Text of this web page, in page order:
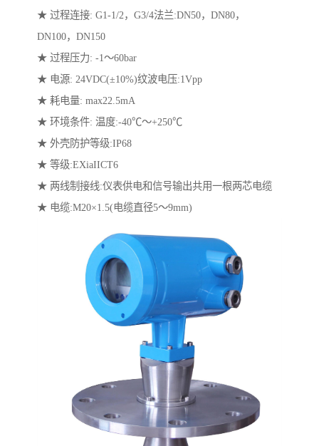
★ 过程连接: G1-1/2，G3/4法兰:DN50，DN80，
DN100，DN150
★ 过程压力: -1～60bar
★ 电源: 24VDC(±10%)纹波电压:1Vpp
★ 耗电量: max22.5mA
★ 环境条件: 温度:-40℃～+250℃
★ 外壳防护等级:IP68
★ 等级:EXiaIICT6
★ 两线制接线:仪表供电和信号输出共用一根两芯电缆
★ 电缆:M20×1.5(电缆直径5～9mm)